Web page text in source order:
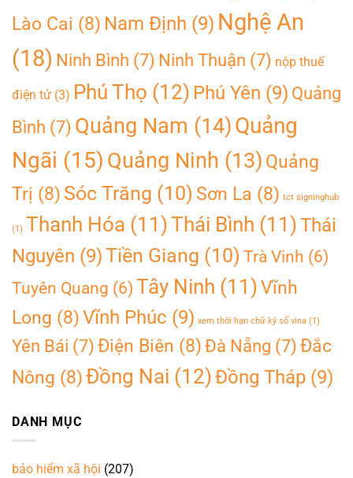
Lào Cai (8) Nam Định (9) Nghệ An
(18) Ninh Bình (7) Ninh Thuận (7) nộp thuế
điện tử (3) Phú Thọ (12) Phú Yên (9) Quảng
Bình (7) Quảng Nam (14)Quảng
Ngãi (15) Quảng Ninh (13) Quảng
Trị (8) Sóc Trăng (10) Sơn La (8) tct signinghub
(1) Thanh Hóa (11)Thái Bình (11)Thái
Nguyên (9)Tiền Giang (10) Trà Vinh (6)
Tuyên Quang (6) Tây Ninh (11)Vĩnh
Long (8)Vĩnh Phúc (9) xem thời hạn chữ ký số vina (1)
Yên Bái (7) Điện Biên (8) Đà Nẵng (7) Đắc
Nông (8)Đồng Nai (12)Đồng Tháp (9)
DANH MỤC
bảo hiểm xã hội (207)